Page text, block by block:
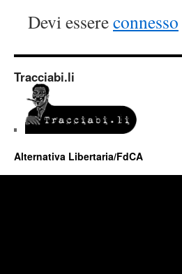
Devi essereconnesso
Tracciabi.li
Alternativa Libertaria/FdCA